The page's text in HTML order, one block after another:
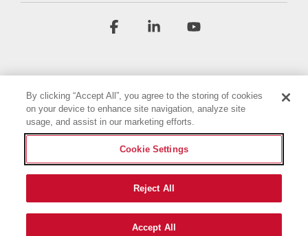
Условия и положения
Политика конфиденциальности
Декларация о доступности
Выходные данные
Настройки файлов cookie
© 2026 Briggs & Stratton, LLC. All rights reserved.
Facebook Linkedin
By clicking “Accept All”, you agree to the storing of cookies
on your device to enhance site navigation, analyze site
usage, and assist in our marketing efforts.
Cookie Settings
Reject All
Accept All